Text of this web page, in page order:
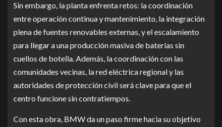
Sin embargo, la planta enfrenta retos: la coordinación
entre operación continua y mantenimiento, la integración
plena de fuentes renovables externas, y el escalamiento
para llegar a una producción masiva de baterías sin
cuellos de botella. Además, la coordinación con las
comunidades vecinas, la red eléctrica regional y las
autoridades de protección civil será clave para que el
centro funcione sin contratiempos.
Con esta obra, BMW da un paso firme hacia su objetivo